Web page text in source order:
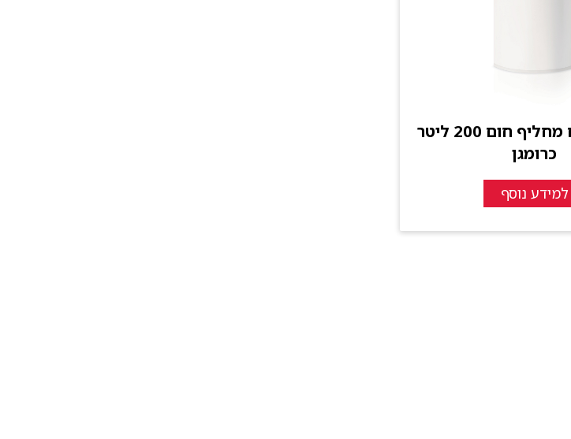
דוד שמש עם מחליף חום 200 ליטר
כרומגן
למידע נוסף